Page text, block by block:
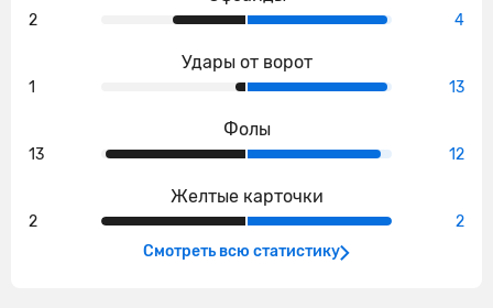
Ферран Хутгла
создать.
вбрасывание на половине поля
противника
2 4
Удары от ворот
1 13
Фолы
13 12
Желтые карточки
2
2
Смотреть всю статистику